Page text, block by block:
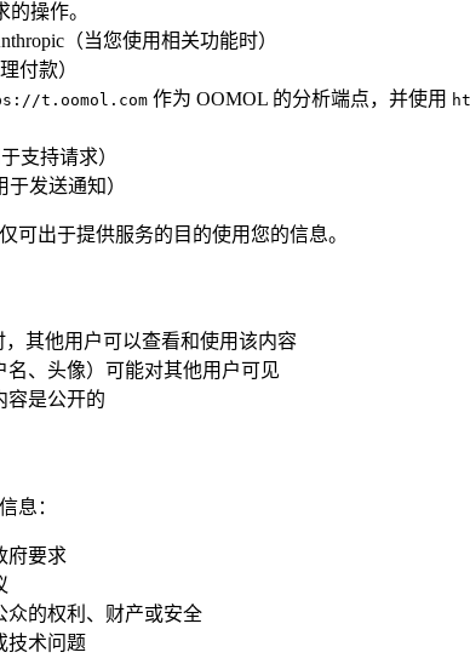
操作。
（当您使用相关功能时）
付款）
t.oomol.com 作为 OOMOL 的分析端点，并使用
支持请求）
于发送通知）
可出于提供服务的目的使用您的信息。
其他用户可以查看和使用该内容
、头像）可能对其他用户可见
容是公开的
息：
府要求
众的权利、财产或安全
技术问题